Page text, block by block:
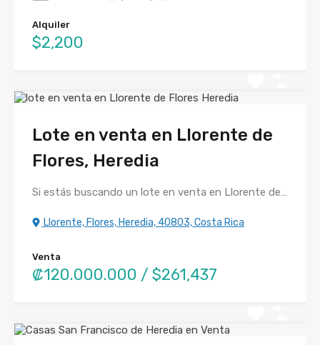
Alquiler
$2,200
Lote en venta en Llorente de
Flores, Heredia
Si estás buscando un lote en venta en Llorente de…
Llorente, Flores, Heredia, 40803, Costa Rica
Venta
₡120.000.000 / $261,437